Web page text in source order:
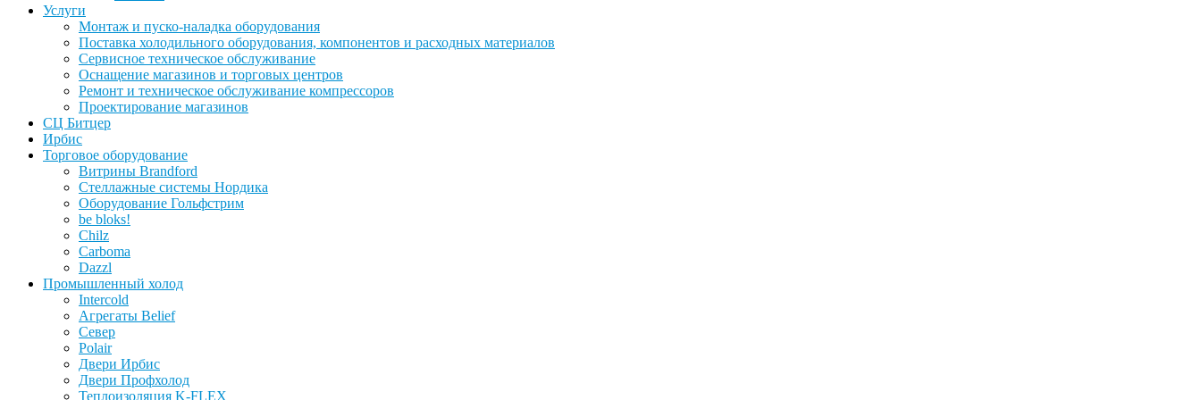
Услуги
Монтаж и пуско-наладка оборудования
Поставка холодильного оборудования, компонентов и расходных материалов
Сервисное техническое обслуживание
Оснащение магазинов и торговых центров
Ремонт и техническое обслуживание компрессоров
Проектирование магазинов
СЦ Битцер
Ирбис
Торговое оборудование
Витрины Brandford
Стеллажные системы Нордика
Оборудование Гольфстрим
be bloks!
Chilz
Carboma
Dazzl
Промышленный холод
Intercold
Агрегаты Belief
Север
Polair
Двери Ирбис
Двери Профхолод
Теплоизоляция K-FLEX